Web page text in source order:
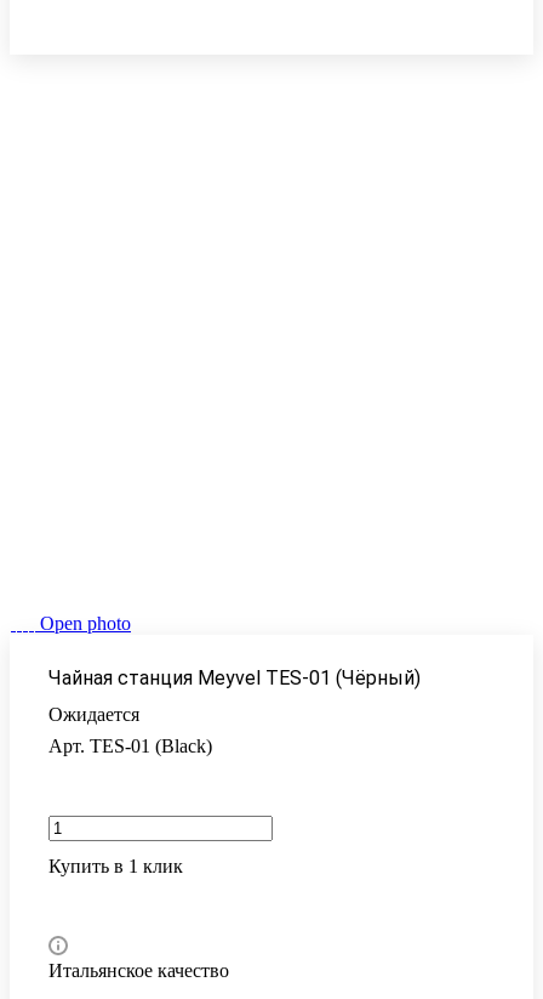
Open photo
Чайная станция Meyvel TES-01 (Чёрный)
Ожидается
Арт. TES-01 (Black)
Купить в 1 клик
Итальянское качество